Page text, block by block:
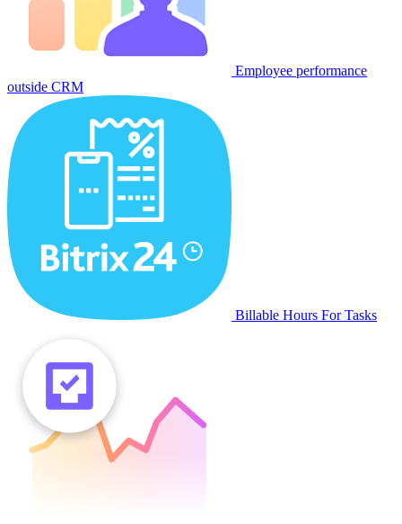
Employee performance
outside CRM
Billable Hours For Tasks